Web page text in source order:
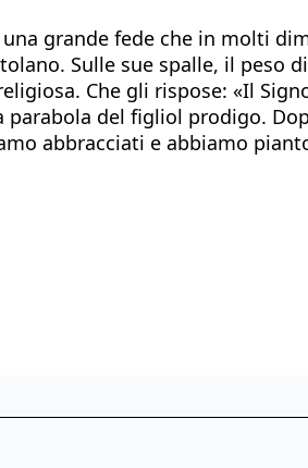
grande fede che in molti
Sulle sue spalle, il peso
Che gli rispose: «Il
parabola del figliol prodigo.
abbracciati e abbiamo